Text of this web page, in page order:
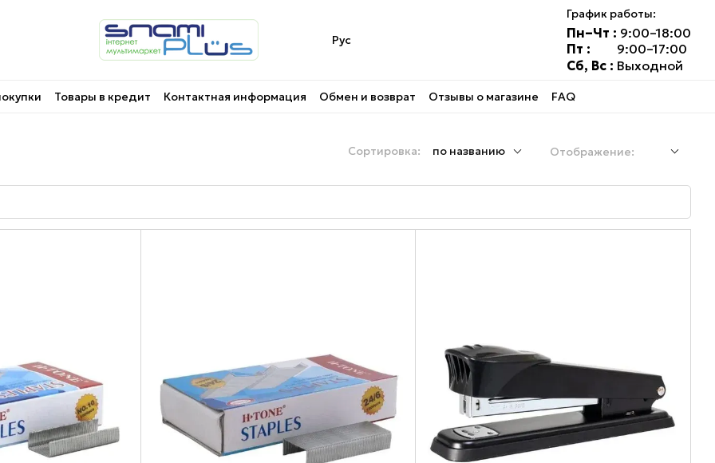
Рус
График работы:
Пн–Чт : 9:00–18:00
Пт :
9:00–17:00
Сб, Вс : Выходной
Товары в кредит Контактная информация Обмен и возврат Отзывы о магазине FAQ
Сортировка: по названию Отображение: